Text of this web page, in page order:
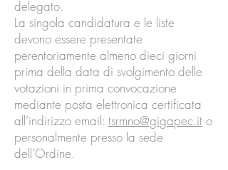
delegato.
La singola candidatura e le liste
devono essere presentate
perentoriamente almeno dieci giorni
prima della data di svolgimento delle
votazioni in prima convocazione
mediante posta elettronica certificata
all’indirizzo email: tsrmno@gigapec.it o
personalmente presso la sede
dell’Ordine.